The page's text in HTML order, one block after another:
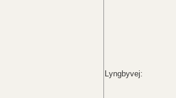
Lyngbyvej: